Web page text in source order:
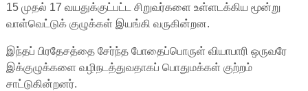
15 முதல் 17 வயதுக்குட்பட்ட சிறுவர்களை உள்ளடக்கிய மூன்று
வாள்வெட்டுக் குழுக்கள் இயங்கி வருகின்றன.
இந்தப் பிரதேசத்தை சேர்ந்த போதைப்பொருள் வியாபாரி ஒருவரே
இக்குழுக்களை வழிநடத்துவதாகப் பொதுமக்கள் குற்றம்
சாட்டுகின்றனர்.